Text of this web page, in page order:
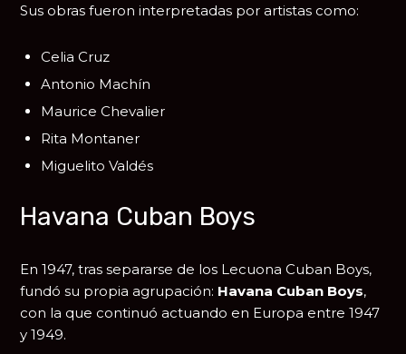
Sus obras fueron interpretadas por artistas como:
Celia Cruz
Antonio Machín
Maurice Chevalier
Rita Montaner
Miguelito Valdés
Havana Cuban Boys
En 1947, tras separarse de los Lecuona Cuban Boys,
fundó su propia agrupación: Havana Cuban Boys,
con la que continuó actuando en Europa entre 1947
y 1949.